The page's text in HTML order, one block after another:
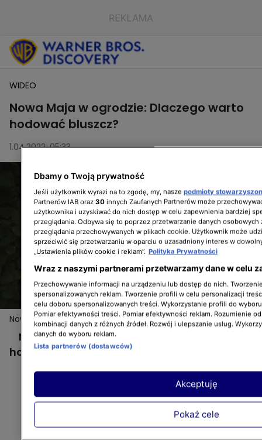
WIDEO
Nowa Maja w ogrodzie: Dlaczego warto
hodować bluszcz?
1.04.2022, 05:33
Nowa Maja w ogrodzie: Dlaczego warto hodować bluszcz?
Nowa Maja w ogrodzie: Dlaczego warto
hodować bluszcz?
Dbamy o Twoją prywatność
Jeśli użytkownik wyrazi na to zgodę, my, nasze podmioty
Partnerów IAB oraz 30 innych Zaufanych Partnerów może
użytkownika i uzyskiwać do nich dostęp w celu zapewnienia bardziej
przeglądania. Odbywa się to poprzez przetwarzanie danych osobowych
przeglądania przechowywanych w plikach cookie. Użytkownik może
sprzeciwić się przetwarzaniu w oparciu o uzasadniony interes w
„Ustawienia plików cookie i reklam”. Polityka Prywatności
Wraz z naszymi partnerami przetwarzamy dane w celu
Przechowywanie informacji na urządzeniu lub dostęp do nich.
spersonalizowanych reklam. Tworzenie profili w celu personalizacji
celu doboru spersonalizowanych treści. Wykorzystanie profili do
Pomiar efektywności treści. Pomiar efektywności reklam. Rozumienie
kombinacji danych z różnych źródeł. Rozwój i ulepszanie usług.
danych do wyboru reklam.
Lista partnerów (dostawców)
Pokaż cele
Akceptuję